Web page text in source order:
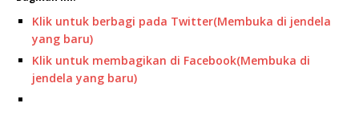
Klik untuk berbagi pada Twitter(Membuka di jendela
yang baru)
Klik untuk membagikan di Facebook(Membuka di
jendela yang baru)